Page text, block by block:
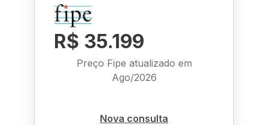
R$ 35.199
Preço Fipe atualizado em
Ago/2026
Nova consulta